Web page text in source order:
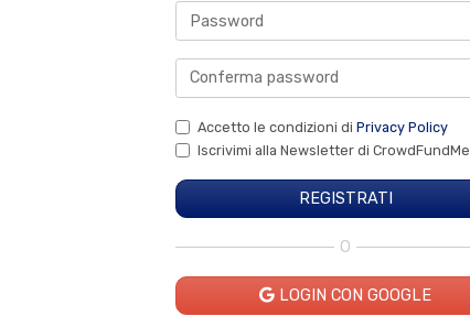
Accetto le condizioni di Privacy Policy
Iscrivimi alla Newsletter di CrowdFundMe
O
LOGIN CON GOOGLE